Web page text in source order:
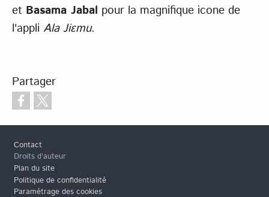
et Basama Jabal pour la magnifique icone de
l'appli Ala Jiɛmu.
Partager
Pied de page
Contact
Droits d'auteur
Plan du site
Politique de confidentialité
Paramétrage des cookies